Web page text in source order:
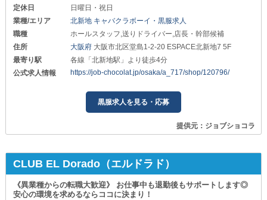
定休日
日曜日・祝日
業種/エリア
北新地 キャバクラボーイ・黒服求人
職種
ホールスタッフ,送りドライバー,店長・幹部候補
住所
大阪府 大阪市北区堂島1-2-20 ESPACE北新地7 5F
最寄り駅
各線「北新地駅」より徒歩4分
公式求人情報
https://job-chocolat.jp/osaka/a_717/shop/120796/
黒服求人を見る・応募
提供元：ジョブショコラ
CLUB EL Dorado（エルドラド）
《異業種からの転職大歓迎》 お仕事中も退勤後もサポートします◎
安心の環境を求めるならココに決まり！